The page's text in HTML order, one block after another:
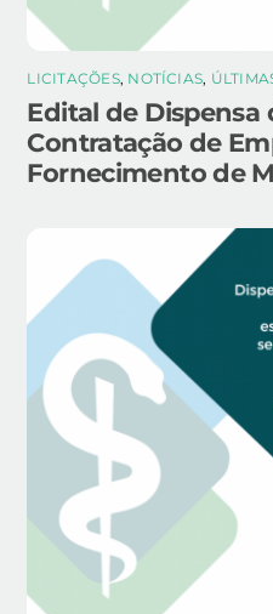
LICITAÇÕES, NOTÍCIAS,
Edital de Dispensa
Contratação de
Fornecimento de